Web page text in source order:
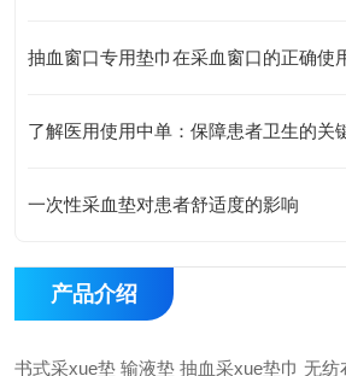
抽血窗口专用垫巾在采血窗口的正确使
了解医用使用中单：保障患者卫生的关
一次性采血垫对患者舒适度的影响
产品介绍
书式采xue垫 输液垫 抽血采xue垫巾 无纺